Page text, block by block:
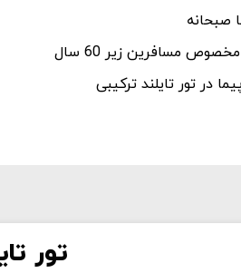
صبحانه
مسافرین زیر 60 سال
در تور تایلند ترکیبی
تور